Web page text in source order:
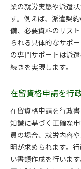
業の就労実態や派遣
す。例えば、派遣契
備、必要資料のリス
られる具体的なサポ
の専門サポートは派
続きを実現します。
在留資格申請を行
在留資格申請を行政
知識に基づく正確な
員の場合、就労内容
明が求められます。
い書類作成を行いま